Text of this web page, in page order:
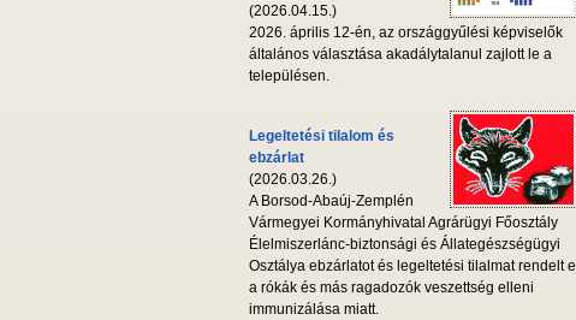
(2026.04.15.)
2026. április 12-én, az országgyűlési képviselők
általános választása akadálytalanul zajlott le a
településen.
Legeltetési tilalom és
ebzárlat
(2026.03.26.)
A Borsod-Abaúj-Zemplén
Vármegyei Kormányhivatal Agrárügyi Főosztály
Élelmiszerlánc-biztonsági és Állategészségügyi
Osztálya ebzárlatot és legeltetési tilalmat rendelt el
a rókák és más ragadozók veszettség elleni
immunizálása miatt.